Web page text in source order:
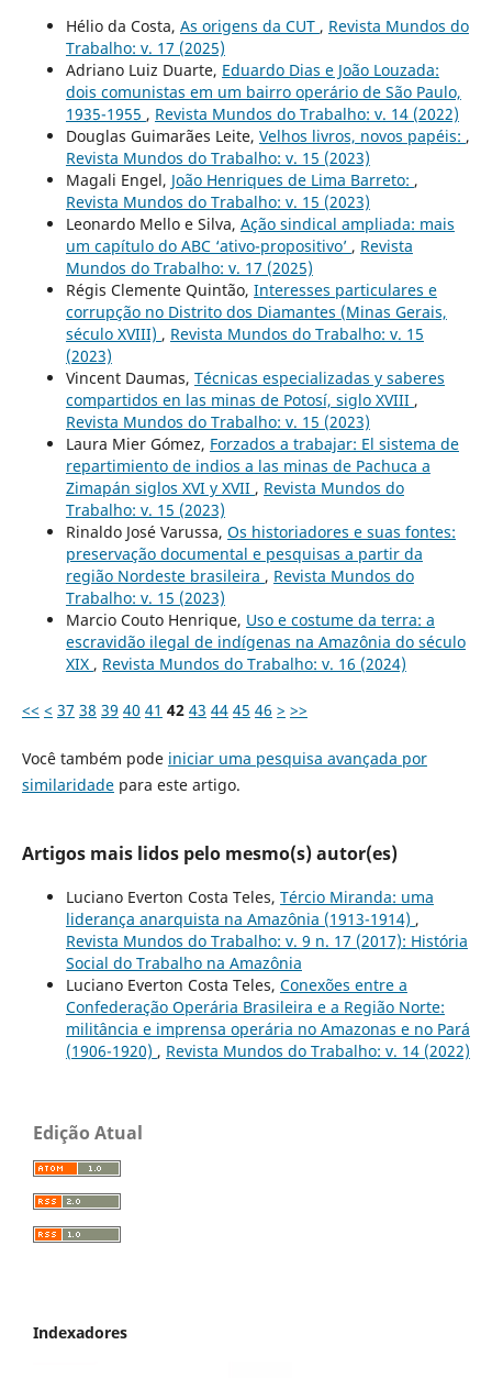
Hélio da Costa, As origens da CUT , Revista Mundos do
Trabalho: v. 17 (2025)
Adriano Luiz Duarte, Eduardo Dias e João Louzada:
dois comunistas em um bairro operário de São Paulo,
1935-1955 , Revista Mundos do Trabalho: v. 14 (2022)
Douglas Guimarães Leite, Velhos livros, novos papéis: ,
Revista Mundos do Trabalho: v. 15 (2023)
Magali Engel, João Henriques de Lima Barreto: ,
Revista Mundos do Trabalho: v. 15 (2023)
Leonardo Mello e Silva, Ação sindical ampliada: mais
um capítulo do ABC ‘ativo-propositivo’ , Revista
Mundos do Trabalho: v. 17 (2025)
Régis Clemente Quintão, Interesses particulares e
corrupção no Distrito dos Diamantes (Minas Gerais,
século XVIII) , Revista Mundos do Trabalho: v. 15
(2023)
Vincent Daumas, Técnicas especializadas y saberes
compartidos en las minas de Potosí, siglo XVIII ,
Revista Mundos do Trabalho: v. 15 (2023)
Laura Mier Gómez, Forzados a trabajar: El sistema de
repartimiento de indios a las minas de Pachuca a
Zimapán siglos XVI y XVII , Revista Mundos do
Trabalho: v. 15 (2023)
Rinaldo José Varussa, Os historiadores e suas fontes:
preservação documental e pesquisas a partir da
região Nordeste brasileira , Revista Mundos do
Trabalho: v. 15 (2023)
Marcio Couto Henrique, Uso e costume da terra: a
escravidão ilegal de indígenas na Amazônia do século
XIX , Revista Mundos do Trabalho: v. 16 (2024)
<< < 37 38 39 40 41 42 43 44 45 46 > >>
Você também pode iniciar uma pesquisa avançada por
similaridadepara este artigo.
Artigos mais lidos pelo mesmo(s) autor(es)
Luciano Everton Costa Teles, Tércio Miranda: uma
liderança anarquista na Amazônia (1913-1914) ,
Revista Mundos do Trabalho: v. 9 n. 17 (2017): História
Social do Trabalho na Amazônia
Luciano Everton Costa Teles, Conexões entre a
Confederação Operária Brasileira e a Região Norte:
militância e imprensa operária no Amazonas e no Pará
(1906-1920) , Revista Mundos do Trabalho: v. 14 (2022)
Edição Atual
Indexadores